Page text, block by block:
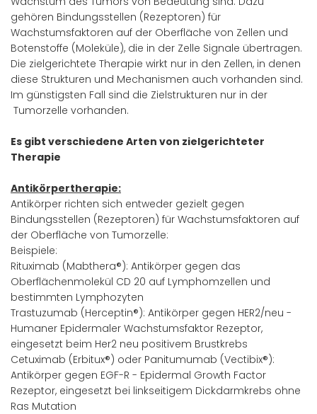
gehören Bindungsstellen (Rezeptoren) für
Wachstumsfaktoren auf der Oberfläche von Zellen und
Botenstoffe (Moleküle), die in der Zelle Signale übertragen.
Die zielgerichtete Therapie wirkt nur in den Zellen, in denen
diese Strukturen und Mechanismen auch vorhanden sind.
Im günstigsten Fall sind die Zielstrukturen nur in der
Tumorzelle vorhanden.
Es gibt verschiedene Arten von zielgerichteter
Therapie
Antikörpertherapie:
Antikörper richten sich entweder gezielt gegen
Bindungsstellen (Rezeptoren) für Wachstumsfaktoren auf
der Oberfläche von Tumorzelle:
Beispiele:
Rituximab (Mabthera®): Antikörper gegen das
Oberflächenmolekül CD 20 auf Lymphomzellen und
bestimmten Lymphozyten
Trastuzumab (Herceptin®): Antikörper gegen HER2/neu -
Humaner Epidermaler Wachstumsfaktor Rezeptor,
eingesetzt beim Her2 neu positivem Brustkrebs
Cetuximab (Erbitux®) oder Panitumumab (Vectibix®):
Antikörper gegen EGF-R - Epidermal Growth Factor
Rezeptor, eingesetzt bei linkseitigem Dickdarmkrebs ohne
Ras Mutation